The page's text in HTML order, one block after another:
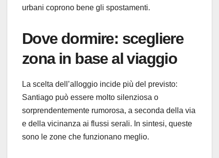
urbani coprono bene gli spostamenti.
Dove dormire: scegliere
zona in base al viaggio
La scelta dell’alloggio incide più del previsto:
Santiago può essere molto silenziosa o
sorprendentemente rumorosa, a seconda della via
e della vicinanza ai flussi serali. In sintesi, queste
sono le zone che funzionano meglio.